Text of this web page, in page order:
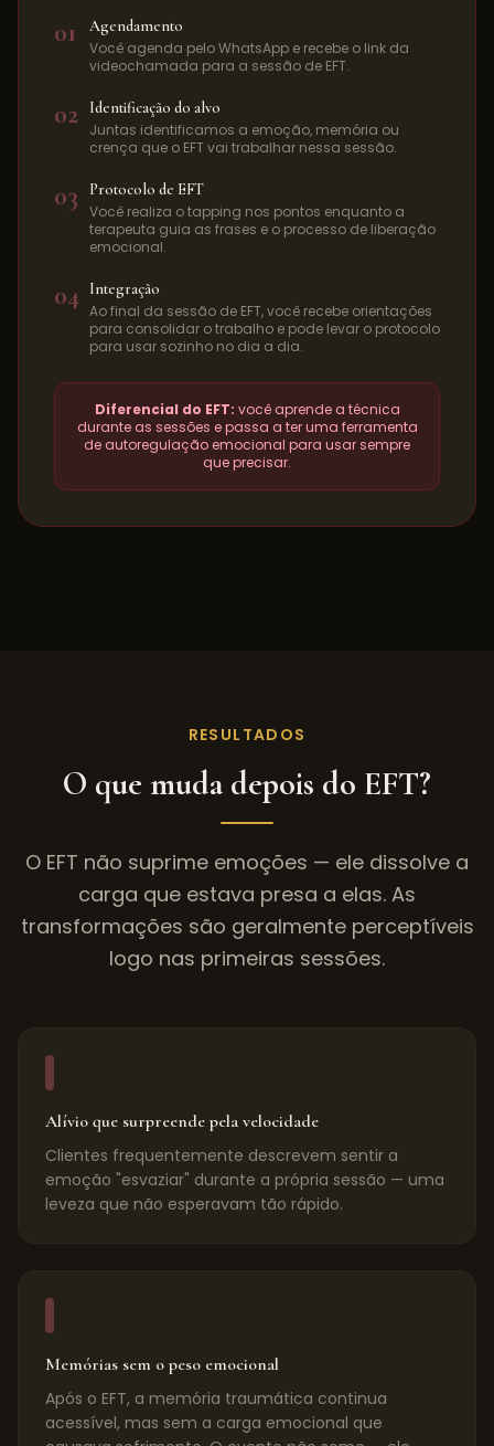
01
Agendamento
Você agenda pelo WhatsApp e recebe o link da
videochamada para a sessão de EFT.
02
Identificação do alvo
Juntas identificamos a emoção, memória ou
crença que o EFT vai trabalhar nessa sessão.
03
Protocolo de EFT
Você realiza o tapping nos pontos enquanto a
terapeuta guia as frases e o processo de liberação
emocional.
04
Integração
Ao final da sessão de EFT, você recebe orientações
para consolidar o trabalho e pode levar o protocolo
para usar sozinho no dia a dia.
Diferencial do EFT: você aprende a técnica
durante as sessões e passa a ter uma ferramenta
de autoregulação emocional para usar sempre
que precisar.
RESULTADOS
O que muda depois do EFT?
O EFT não suprime emoções — ele dissolve a
carga que estava presa a elas. As
transformações são geralmente perceptíveis
logo nas primeiras sessões.
Alívio que surpreende pela velocidade
Clientes frequentemente descrevem sentir a
emoção "esvaziar" durante a própria sessão — uma
leveza que não esperavam tão rápido.
Memórias sem o peso emocional
Após o EFT, a memória traumática continua
acessível, mas sem a carga emocional que